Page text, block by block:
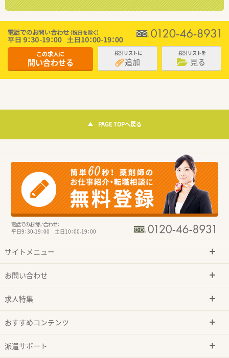
この求人に
問い合わせる
検討リストに
追加
検討リストを
見る
PAGE TOPへ戻る
電話でのお問い合わせ：
平日9：30-19：00 土日10：00-19：00
サイトメニュー
お問い合わせ
求人特集
おすすめコンテンツ
派遣サポート